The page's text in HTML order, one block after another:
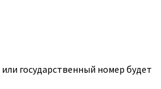
государственный номер будет